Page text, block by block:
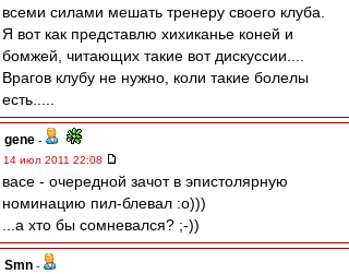
всеми силами мешать тренеру своего клуба.
Я вот как представлю хихиканье коней и
бомжей, читающих такие вот дискуссии....
Врагов клубу не нужно, коли такие болелы
есть.....
gene -
14 июл 2011 22:08
васе - очередной зачот в эпистолярную
номинацию пил-блевал :о)))
...а хто бы сомневался? ;-))
Smn -